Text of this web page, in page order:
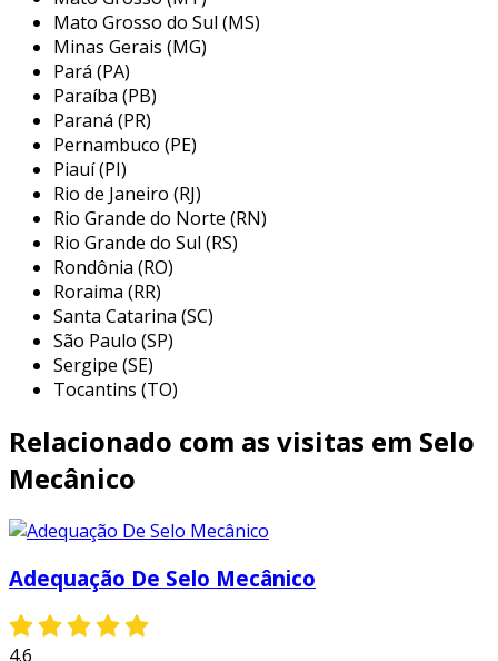
incluem:
selo mecânico: usado em diversas
aplicações, é composto por duas
superfícies que se mantêm em contato.
isso forma uma vedação eficaz contra os
líquidos.
selo de borracha
utilizado em situações onde a pressão
não é alta. esse tipo é mais barato, mas
sua durabilidade pode ser limitada.
selo de vedação: focado em aplicações
onde a vedação é primordial, oferece
proteção contra contaminação do fluido.
selo de ventilação
controlar a pressão e temperatura,
garantindo que não haja
superaquecimento.
fluidos, assegurando que o líquido flua
apenas na direção desejada.
cada tipo de selo possui características que
podem atender a diferentes condições de
Mato Grosso do Sul (MS)
Minas Gerais (MG)
Pará (PA)
Paraíba (PB)
Paraná (PR)
Pernambuco (PE)
Piauí (PI)
Rio de Janeiro (RJ)
Rio Grande do Norte (RN)
Rio Grande do Sul (RS)
Rondônia (RO)
Roraima (RR)
Santa Catarina (SC)
São Paulo (SP)
Sergipe (SE)
Tocantins (TO)
Relacionado com as visitas em Selo
Mecânico
Adequação De Selo Mecânico
4.6